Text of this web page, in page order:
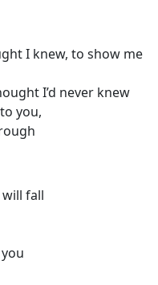
I knew, to show me
I’d never knew
you,
fall